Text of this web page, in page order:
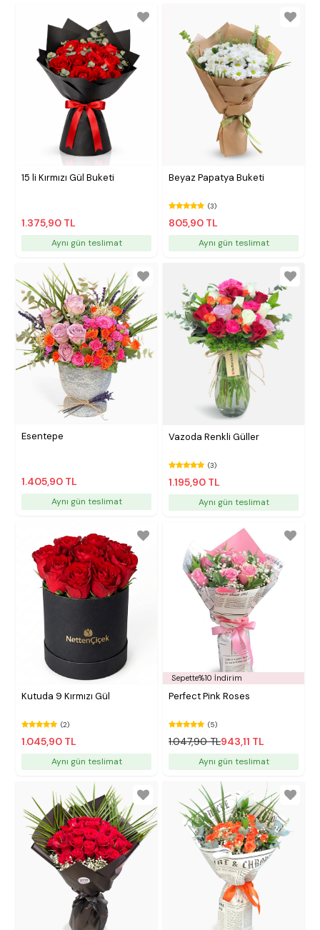
15 li Kırmızı Gül Buketi
1.375,90 TL
Aynı gün teslimat
Beyaz Papatya Buketi
(3)
805,90 TL
Aynı gün teslimat
Esentepe
1.405,90 TL
Aynı gün teslimat
Vazoda Renkli Güller
(3)
1.195,90 TL
Aynı gün teslimat
Kutuda 9 Kırmızı Gül
(2)
1.045,90 TL
Aynı gün teslimat
Sepette%10 İndirim
Perfect Pink Roses
(5)
1.047,90 TL943,11 TL
Aynı gün teslimat